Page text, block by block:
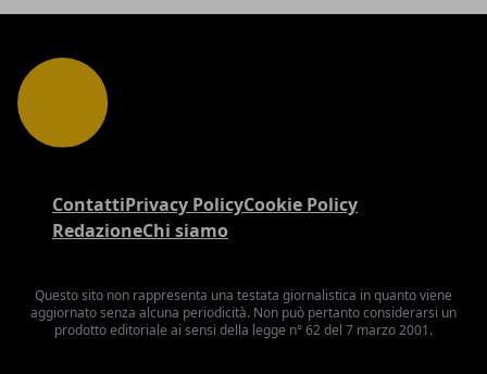
ContattiPrivacy PolicyCookie Policy
RedazioneChi siamo
Questo sito non rappresenta una testata giornalistica in quanto viene
aggiornato senza alcuna periodicità. Non può pertanto considerarsi un
prodotto editoriale ai sensi della legge n° 62 del 7 marzo 2001.